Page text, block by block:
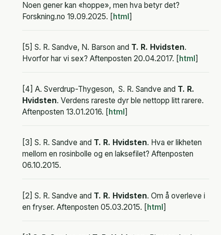
Noen gener kan «hoppe», men hva betyr det?
Forskning.no 19.09.2025. [html]
[5] S. R. Sandve, N. Barson and T. R. Hvidsten.
Hvorfor har vi sex? Aftenposten 20.04.2017. [html]
[4] A. Sverdrup-Thygeson, S. R. Sandve and T. R.
Hvidsten. Verdens rareste dyr ble nettopp litt rarere.
Aftenposten 13.01.2016. [html]
[3] S. R. Sandve and T. R. Hvidsten. Hva er likheten
mellom en rosinbolle og en laksefilet? Aftenposten
06.10.2015.
[2] S. R. Sandve and T. R. Hvidsten. Om å overleve i
en fryser. Aftenposten 05.03.2015. [html]